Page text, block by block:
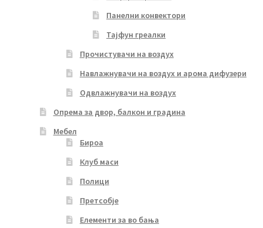
Панелни конвектори
Тајфун греалки
Прочистувачи на воздух
Навлажнувачи на воздух и арома дифузери
Одвлажнувачи на воздух
Опрема за двор, балкон и градина
Мебел
Бироа
Клуб маси
Полици
Претсобје
Елементи за во бања